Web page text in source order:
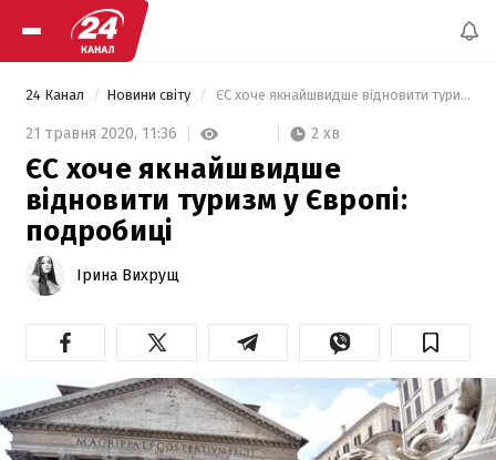
24 Канал Новини світу ЄС хоче якнайшвидше відновити туризм у Європі: подробиці
21 травня 2020, 11:36 2 хв
ЄС хоче якнайшвидше
відновити туризм у Європі:
подробиці
Ірина Вихрущ